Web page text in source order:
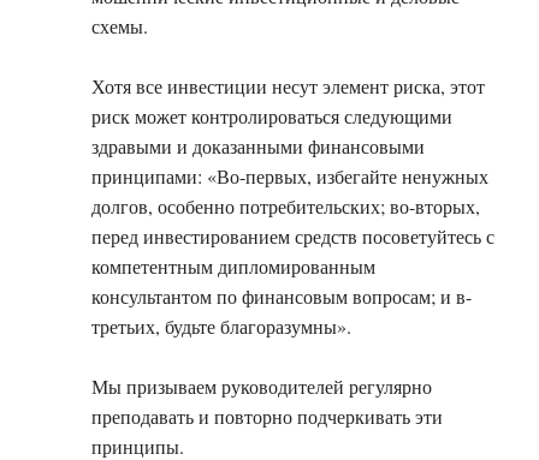
схемы.
Хотя все инвестиции несут элемент риска, этот
риск может контролироваться следующими
здравыми и доказанными финансовыми
принципами: «Во-первых, избегайте ненужных
долгов, особенно потребительских; во-вторых,
перед инвестированием средств посоветуйтесь с
компетентным дипломированным
консультантом по финансовым вопросам; и в-
третьих, будьте благоразумны».
Мы призываем руководителей регулярно
преподавать и повторно подчеркивать эти
принципы.